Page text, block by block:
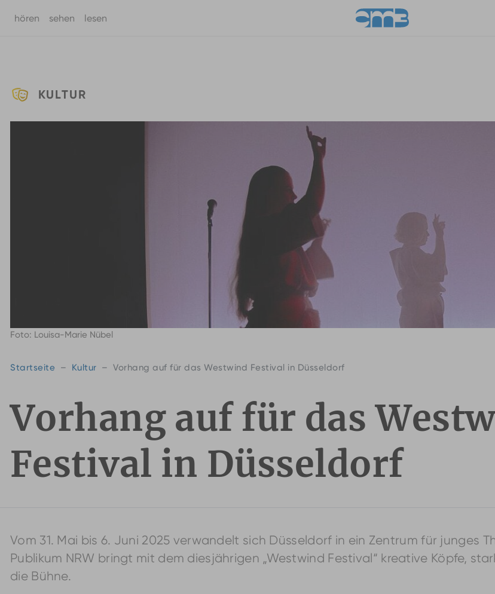
hören sehen lesen
KULTUR
Foto: Louisa-Marie Nübel
Startseite Kultur Vorhang auf für das Westwind Festival in Düsseldorf
Vorhang auf für das
Festival in Düsseldorf
Vom 31. Mai bis 6. Juni 2025 verwandelt sich Düsseldorf in ein Zentrum für junges
Publikum NRW bringt mit dem diesjährigen „Westwind Festival“ kreative Köpfe,
die Bühne.